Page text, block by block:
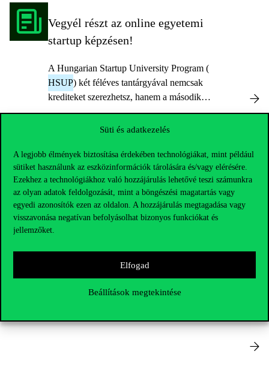
Süti és adatkezelés
A legjobb élmények biztosítása érdekében technológiákat, mint például
sütiket használunk az eszközinformációk tárolására és/vagy elérésére.
Ezekhez a technológiákhoz való hozzájárulás lehetővé teszi számunkra
az olyan adatok feldolgozását, mint a böngészési magatartás vagy
egyedi azonosítók ezen az oldalon. A hozzájárulás megtagadása vagy
visszavonása negatívan befolyásolhat bizonyos funkciókat és
jellemzőket.
Elfogad
Beállítások megtekintése
Vegyél részt az online egyetemi
startup képzésen!
A Hungarian Startup University Program (
HSUP) két féléves tantárgyával nemcsak
krediteket szerezhetsz, hanem a második
szemeszterben megvalósíthatod az ötletedet,
és négy hónapon át havi 150 ezer forint
Egyetemi docens
Elnöki Testületi
utasítások/rendelkezések